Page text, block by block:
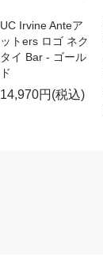
UC Irvine Anteア
ットers ロゴ ネク
タイ Bar - ゴール
ド
14,970円(税込)